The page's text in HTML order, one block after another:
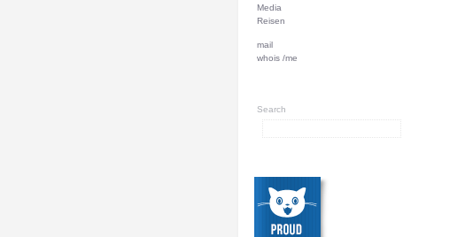
Media
Reisen
mail
whois /me
Search